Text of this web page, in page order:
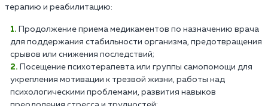
терапию и реабилитацию:
Продолжение приема медикаментов по назначению врача
для поддержания стабильности организма, предотвращения
срывов или снижения последствий;
Посещение психотерапевта или группы самопомощи для
укрепления мотивации к трезвой жизни, работы над
психологическими проблемами, развития навыков